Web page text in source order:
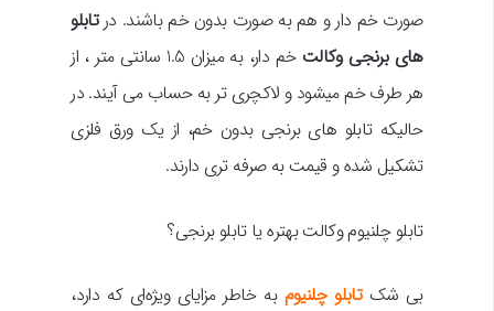
صورت خم دار و هم به صورت بدون خم باشند. درتابلو
های برنجی وکالت
خم دار، به میزان 1.5 سانتی متر ، از
هر طرف خم میشود و لاکچری تر به حساب می آیند. در
حالیکه تابلو های برنجی بدون خم، از یک ورق فلزی
تشکیل شده و قیمت به صرفه تری دارند.
تابلو چلنیوم وکالت بهتره یا تابلو برنجی؟
بی شکتابلو چلنیوم به خاطر مزایای ویژه‌ای که دارد،